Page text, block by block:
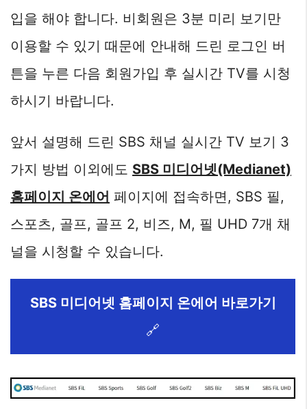
입을 해야 합니다. 비회원은 3분 미리 보기만
이용할 수 있기 때문에 안내해 드린 로그인 버
튼을 누른 다음 회원가입 후 실시간 TV를 시청
하시기 바랍니다.
앞서 설명해 드린 SBS 채널 실시간 TV 보기 3
가지 방법 이외에도 SBS 미디어넷(Medianet)
홈페이지 온에어 페이지에 접속하면, SBS 필,
스포츠, 골프, 골프 2, 비즈, M, 필 UHD 7개 채
널을 시청할 수 있습니다.
SBS 미디어넷 홈페이지 온에어 바로가기
🔗